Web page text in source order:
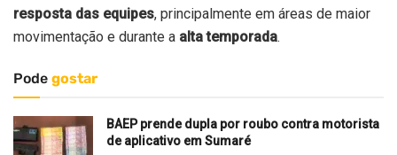
resposta das equipes, principalmente em áreas de maior
movimentação e durante a alta temporada.
Pode gostar
BAEP prende dupla por roubo contra motorista
de aplicativo em Sumaré